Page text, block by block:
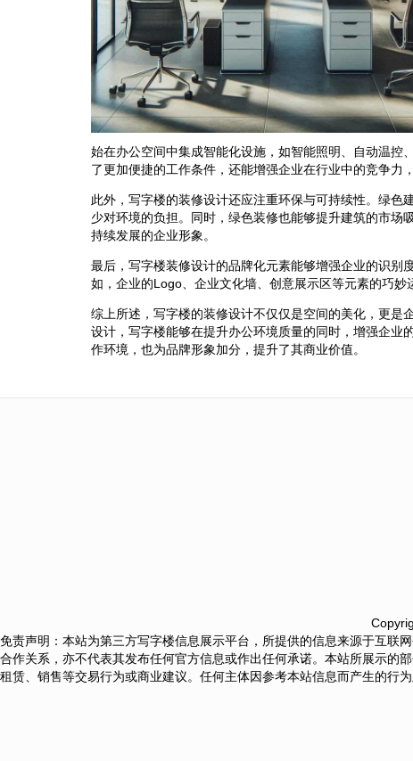
始在办公空间中集成智能化设施，如智能照明、自动温控
了更加便捷的工作条件，还能增强企业在行业中的竞争力
此外，写字楼的装修设计还应注重环保与可持续性。绿
少对环境的负担。同时，绿色装修也能够提升建筑的市
持续发展的企业形象。
最后，写字楼装修设计的品牌化元素能够增强企业的识别
如，企业的Logo、企业文化墙、创意展示区等元素的巧
综上所述，写字楼的装修设计不仅仅是空间的美化，更是
设计，写字楼能够在提升办公环境质量的同时，增强企业
作环境，也为品牌形象加分，提升了其商业价值。
免责声明：本站为第三方写字楼信息展示平台，所提供的信息来源于互联
合作关系，亦不代表其发布任何官方信息或作出任何承诺。本站所展示的
租赁、销售等交易行为或商业建议。任何主体因参考本站信息而产生的行